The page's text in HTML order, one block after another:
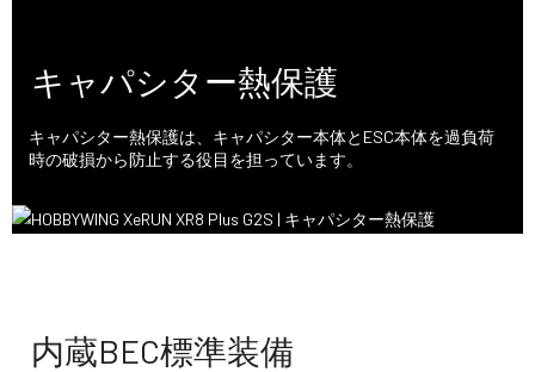
キャパシター熱保護
キャパシター熱保護は、キャパシター本体とESC本体を過負荷
時の破損から防止する役目を担っています。
内蔵BEC標準装備